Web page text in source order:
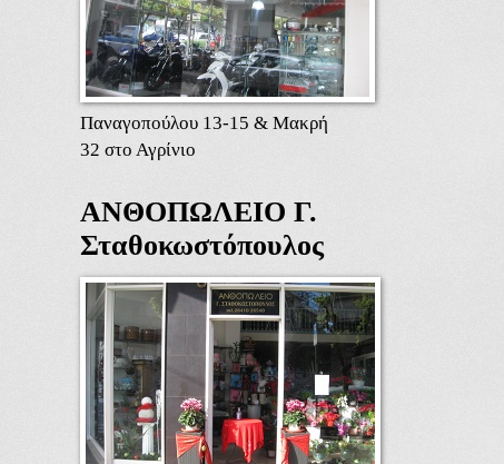
Παναγοπούλου 13-15 & Μακρή
32 στο Αγρίνιο
ΑΝΘΟΠΩΛΕΙΟ Γ.
Σταθοκωστόπουλος